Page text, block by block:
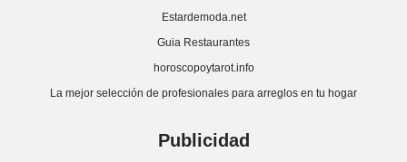
Estardemoda.net
Guia Restaurantes
horoscopoytarot.info
La mejor selección de profesionales para arreglos en tu hogar
Publicidad